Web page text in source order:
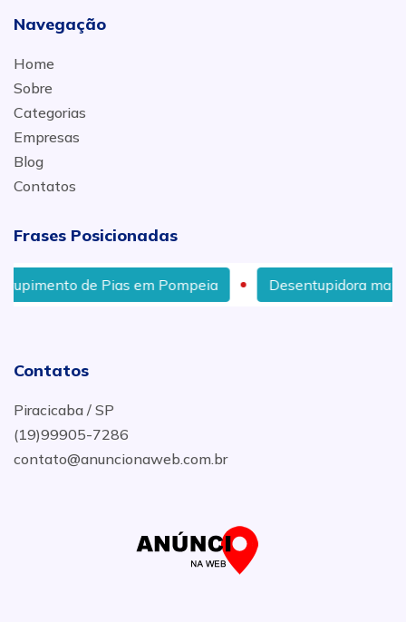
Navegação
Home
Sobre
Categorias
Empresas
Blog
Contatos
Frases Posicionadas
de Pias em Pompeia Desentupidora mais
Contatos
Piracicaba / SP
(19)99905-7286
contato@anuncionaweb.com.br